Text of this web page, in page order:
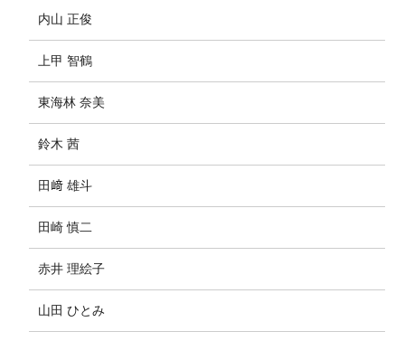
内山 正俊
上甲 智鶴
東海林 奈美
鈴木 茜
田﨑 雄斗
田崎 慎二
赤井 理絵子
山田 ひとみ